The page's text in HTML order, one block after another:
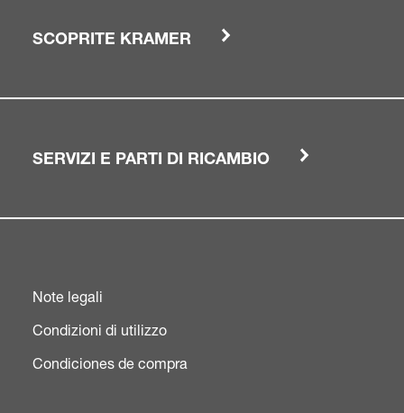
SCOPRITE KRAMER
SERVIZI E PARTI DI RICAMBIO
Note legali
Condizioni di utilizzo
Condiciones de compra